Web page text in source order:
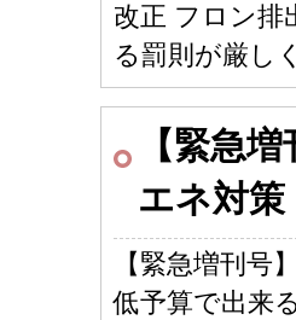
改正 フロン排
る罰則が厳し
【緊急
エネ対策
【緊急増刊号】
低予算で出来